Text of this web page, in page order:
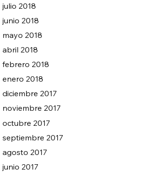
julio 2018
junio 2018
mayo 2018
abril 2018
febrero 2018
enero 2018
diciembre 2017
noviembre 2017
octubre 2017
septiembre 2017
agosto 2017
junio 2017